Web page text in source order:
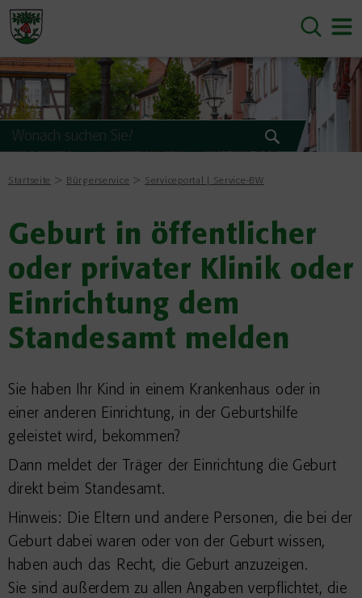
Startseite Bürgerservice Serviceportal | Service-BW
Geburt in öffentlicher
oder privater Klinik oder
Einrichtung dem
Standesamt melden
Sie haben Ihr Kind in einem Krankenhaus oder in
einer anderen Einrichtung, in der Geburtshilfe
geleistet wird, bekommen?
Dann meldet der Träger der Einrichtung die Geburt
direkt beim Standesamt.
Hinweis: Die Eltern und andere Personen, die bei der
Geburt dabei waren oder von der Geburt wissen,
haben auch das Recht, die Geburt anzuzeigen.
Sie sind außerdem zu allen Angaben verpflichtet, die